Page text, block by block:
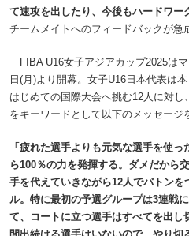
て速攻を出したり、今後もハードワー
チームメイトへのフィードバックが急
FIBA U16女子アジアカップ2025は
日(月)より開幕。女子U16日本代表は
はじめての国際大会へ挑む12人に対し
をキーワードとして以下のメッセージ
「疲れた選手よりも元気な選手を使
ら100％の力を発揮する。ダメだから
手を代えていきながら12人でバトン
ル。特に最初の予選グループは3連戦
て、コートに立つ選手はすべてを出し